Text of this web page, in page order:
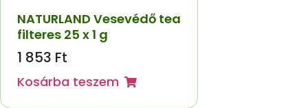
NATURLAND Vesevédő tea
filteres 25 x 1 g
1 853 Ft
Kosárba teszem